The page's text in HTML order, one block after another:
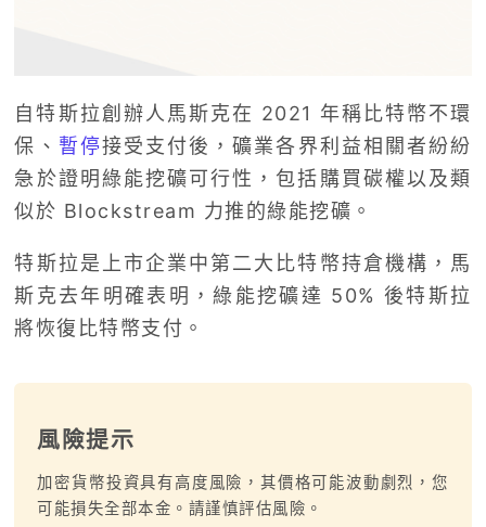
自特斯拉創辦人馬斯克在 2021 年稱比特幣不環
保、 暫停接受支付後，礦業各界利益相關者紛紛
急於證明綠能挖礦可行性，包括購買碳權以及類
似於 Blockstream 力推的綠能挖礦。
特斯拉是上市企業中第二大比特幣持倉機構，馬
斯克去年明確表明，綠能挖礦達 50% 後特斯拉
將恢復比特幣支付。
風險提示
加密貨幣投資具有高度風險，其價格可能波動劇烈，您
可能損失全部本金。請謹慎評估風險。